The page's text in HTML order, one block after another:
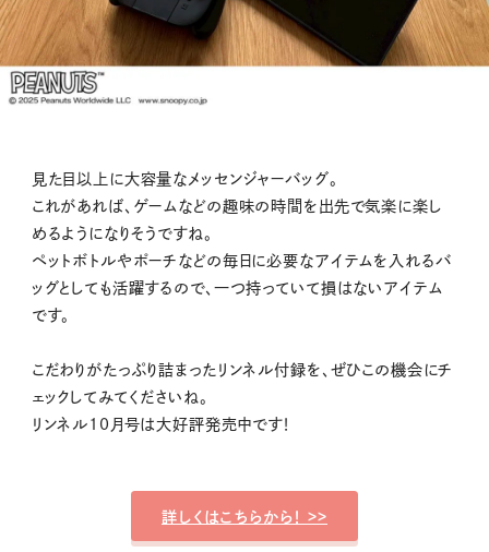
見た目以上に大容量なメッセンジャーバッグ。
これがあれば、ゲームなどの趣味の時間を出先で気楽に楽し
めるようになりそうですね。
ペットボトルやポーチなどの毎日に必要なアイテムを入れるバ
ッグとしても活躍するので、一つ持っていて損はないアイテム
です。
こだわりがたっぷり詰まったリンネル付録を、ぜひこの機会にチ
ェックしてみてくださいね。
リンネル10月号は大好評発売中です！
詳しくはこちらから！ >>